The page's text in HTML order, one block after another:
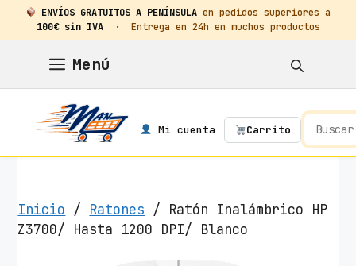
ENVÍOS GRATUITOS A PENÍNSULA en pedidos superiores a
100€ sin IVA· Entrega en 24h en muchos productos
contenido
Menú
Mi cuenta Carrito
Inicio / Ratones / Ratón Inalámbrico HP
Z3700/ Hasta 1200 DPI/ Blanco